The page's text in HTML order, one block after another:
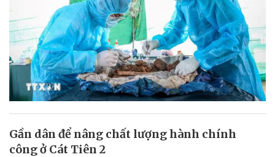
Gần dân để nâng chất lượng hành chính
công ở Cát Tiên 2